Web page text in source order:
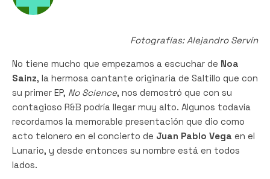
Fotografías: Alejandro Servín
No tiene mucho que empezamos a escuchar de Noa
Sainz, la hermosa cantante originaria de Saltillo que con
su primer EP, No Science, nos demostró que con su
contagioso R&B podría llegar muy alto. Algunos todavía
recordamos la memorable presentación que dio como
acto telonero en el concierto de Juan Pablo Vega en el
Lunario, y desde entonces su nombre está en todos
lados.